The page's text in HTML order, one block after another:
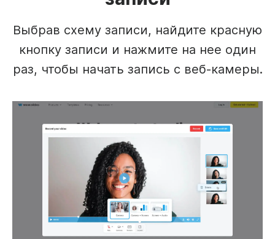
Выбрав схему записи, найдите красную
кнопку записи и нажмите на нее один
раз, чтобы начать запись с веб-камеры.